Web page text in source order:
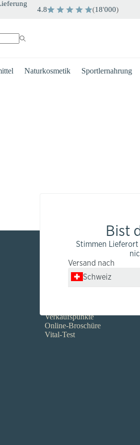
4.8 (18'000)
Naturkosmetik Sportlernahrung
Service
Verkaufspunkte
Online-Broschüre
Vital-Test
Bist
Stimmen
Versand nach
Schweiz